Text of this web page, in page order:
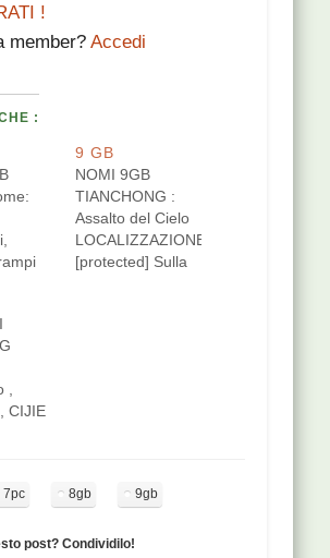
!
member?Accedi
:
Zimai
Nome
vaso
Qitun
9 GB
NOMI 9GB
TIANCHONG :
Assalto del Cielo
LOCALIZZAZIONE
[protected] Sulla
FUNZIONI punto
meridiano di BL.
CIJIE
7pc 8gb 9gb
post? Condividilo!